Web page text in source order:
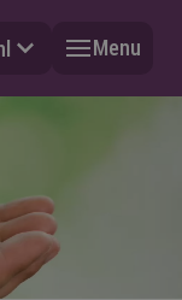
Menu